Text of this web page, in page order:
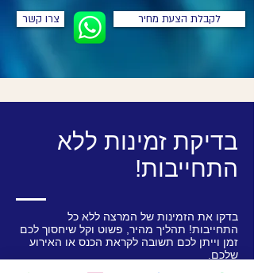
צרו קשר לקבלת הצעת מחיר
בדיקת זמינות ללא
התחייבות!
בדקו את הזמינות של המרצה ללא כל
התחייבות! תהליך מהיר, פשוט וקל שיחסוך לכם
זמן וייתן לכם תשובה לקראת הכנס או האירוע
שלכם.